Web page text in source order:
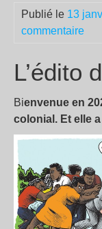
Publié le 13
commentaire
L’édito
Bienvenue en
colonial. Et elle